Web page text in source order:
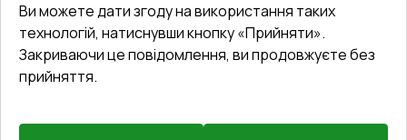
Ви можете дати згоду на використання таких
технологій, натиснувши кнопку «Прийняти».
Закриваючи це повідомлення, ви продовжуєте без
прийняття.